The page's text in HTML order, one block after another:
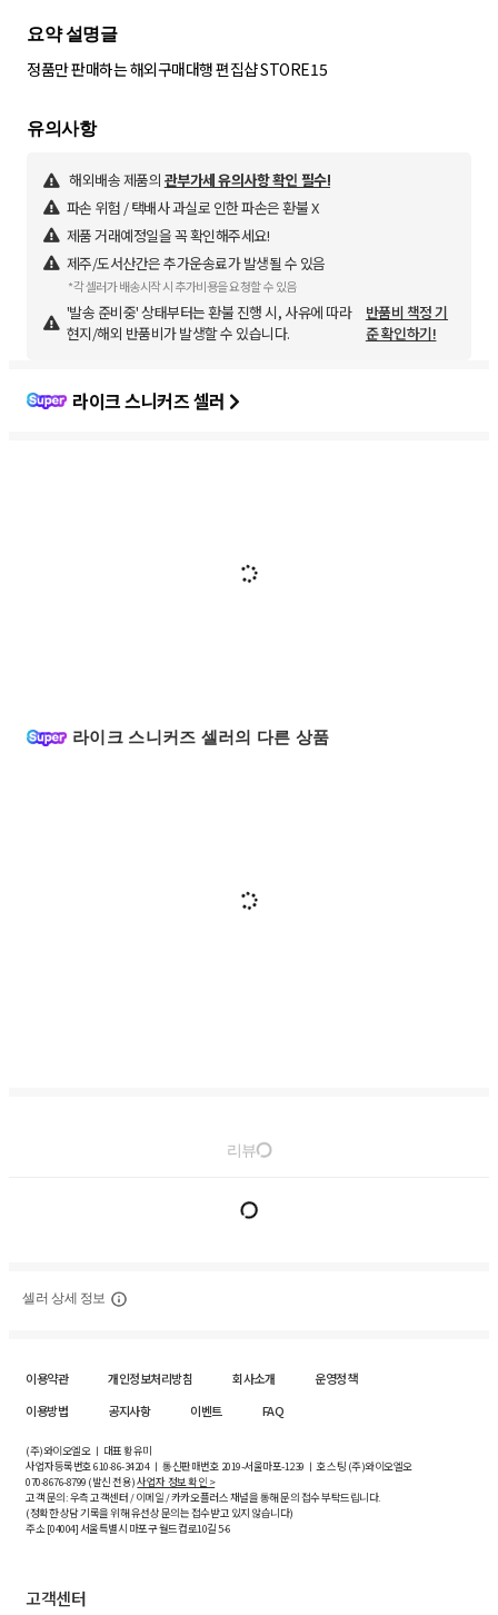
요약 설명글
정품만 판매하는 해외구매대행 편집샵 STORE15
유의사항
해외배송 제품의 관부가세 유의사항 확인 필수!
파손 위험 / 택배사 과실로 인한 파손은 환불 X
제품 거래예정일을 꼭 확인해주세요!
제주/도서산간은 추가운송료가 발생될 수 있음
*각 셀러가 배송시작 시 추가비용을 요청할 수 있음
'발송 준비중' 상태부터는 환불 진행 시, 사유에 따라
현지/해외 반품비가 발생할 수 있습니다.
반품비 책정 기
준 확인하기!
라이크 스니커즈 셀러
라이크 스니커즈 셀러의 다른 상품
리뷰
셀러 상세 정보
이용약관 개인정보처리방침 회사소개
운영정책
이용방법
공지사항 이벤트 FAQ
(주)와이오엘오 ㅣ 대표 황유미
사업자등록번호610-86-34204ㅣ 통신판매번호 2019-서울마포-1239 ㅣ 호스팅 (주)와이오엘오
070-8676-8799 (발신 전용)사업자 정보 확인 >
고객 문의: 우측 고객센터 / 이메일 / 카카오플러스 채널을 통해 문의 접수 부탁드립니다.
(정확한 상담 기록을 위해 유선상 문의는 접수받고 있지 않습니다)
주소 [04004] 서울특별시 마포구 월드컵로10길5-6
고객센터